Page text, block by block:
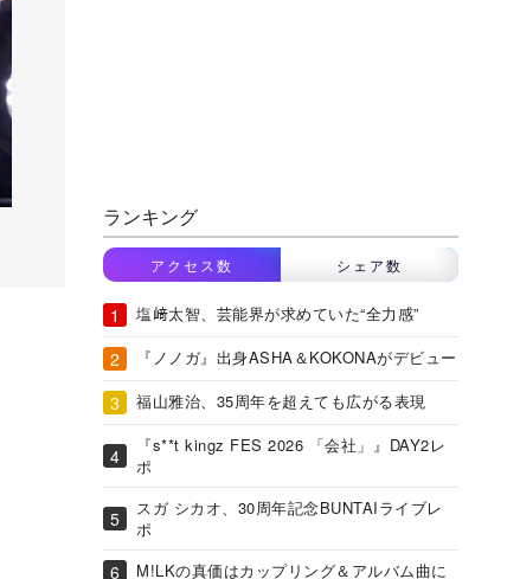
ランキング
アクセス数 シェア数
塩﨑太智、芸能界が求めていた“全力感”
『ノノガ』出身ASHA＆KOKONAがデビュー
福山雅治、35周年を超えても広がる表現
『s**t kingz FES 2026 「会社」』DAY2レ
ポ
スガ シカオ、30周年記念BUNTAIライブレ
ポ
M!LKの真価はカップリング＆アルバム曲に